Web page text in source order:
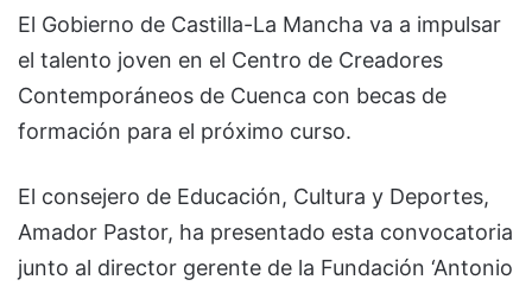
El Gobierno de Castilla-La Mancha va a impulsar
el talento joven en el Centro de Creadores
Contemporáneos de Cuenca con becas de
formación para el próximo curso.
El consejero de Educación, Cultura y Deportes,
Amador Pastor, ha presentado esta convocatoria
junto al director gerente de la Fundación ‘Antonio